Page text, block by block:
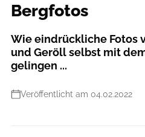
Bergfotos
Wie eindrückliche Fotos
und Geröll selbst mit
gelingen ...
Veröffentlicht am 04.02.2022